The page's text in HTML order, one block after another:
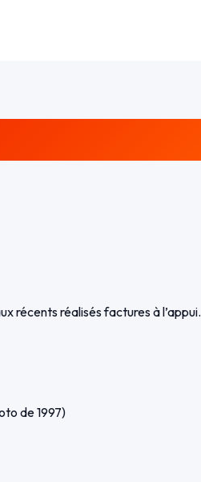
récents réalisés factures à l’appui.
de 1997)